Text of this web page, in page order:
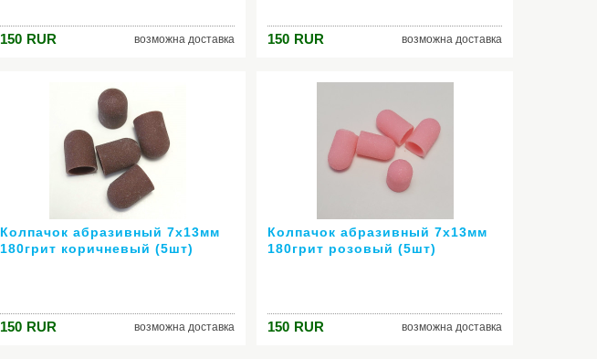
150 RUR возможна доставка 150 RUR возможна доставка
Колпачок абразивный 7х13мм
180грит коричневый (5шт)
150 RUR возможна доставка
Колпачок абразивный 7х13мм
180грит розовый (5шт)
150 RUR возможна доставка